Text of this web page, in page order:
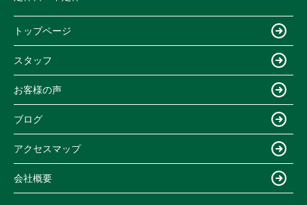
トップページ
スタッフ
お客様の声
ブログ
アクセスマップ
会社概要